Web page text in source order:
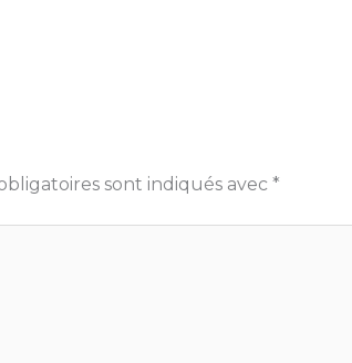
sont indiqués avec *